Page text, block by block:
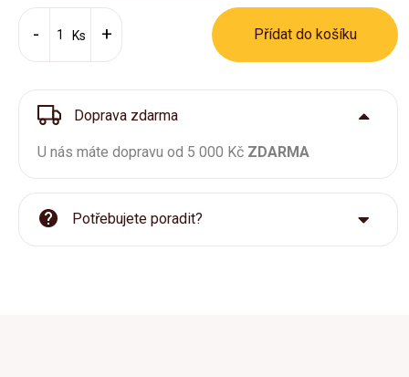
Ks Přídat do košíku
Doprava zdarma
U nás máte dopravu od 5 000 Kč ZDARMA
Potřebujete poradit?